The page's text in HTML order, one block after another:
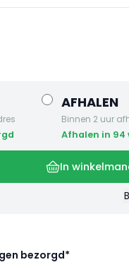
AFHALEN
Binnen 2 uur
Afhalen in 94
In
bezorgd*